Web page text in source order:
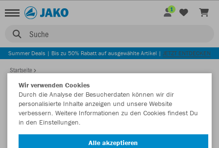
Suche
1
Summer Deals | Bis zu 50% Rabatt auf ausgewählte Artikel | JETZT ENTDECKEN
Startseite
Wir verwenden Cookies
Durch die Analyse der Besucherdaten können wir dir
personalisierte Inhalte anzeigen und unsere Website
verbessern. Weitere Informationen zu den Cookies findest Du
in den Einstellungen.
Alle akzeptieren